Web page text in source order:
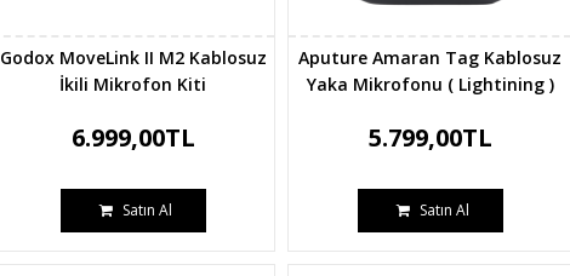
Godox MoveLink II M2 Kablosuz
İkili Mikrofon Kiti
6.999,00TL
Satın Al
Aputure Amaran Tag Kablosuz
Yaka Mikrofonu ( Lightining )
5.799,00TL
Satın Al